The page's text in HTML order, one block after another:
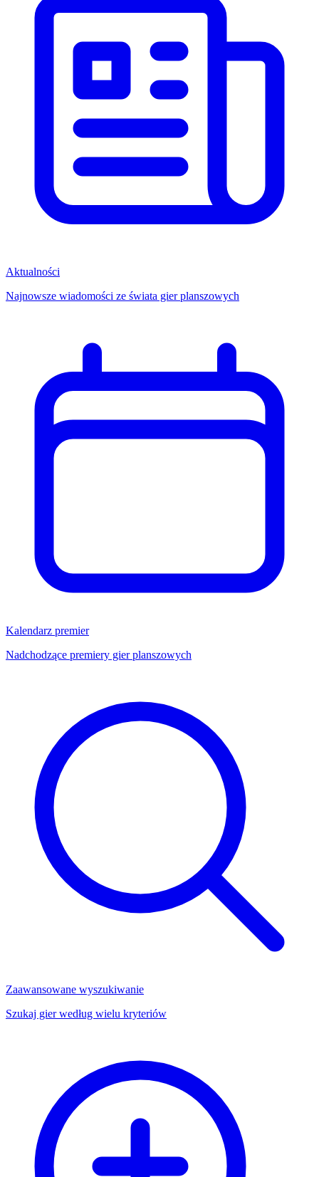
Aktualności
Najnowsze wiadomości ze świata gier planszowych
Kalendarz premier
Nadchodzące premiery gier planszowych
Zaawansowane wyszukiwanie
Szukaj gier według wielu kryteriów